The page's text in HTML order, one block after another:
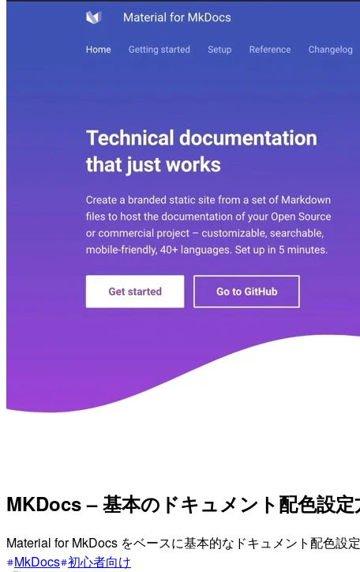
MKDocs – 基本のドキュメント配色設定
Material for MkDocs をベースに基本的なドキュメント配色設
MkDocs 初心者向け